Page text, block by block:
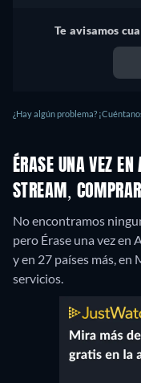
Te avisamos
¿Hay algún problema?
ÉRASE UNA VEZ
STREAM,
No encontramos
pero Érase una vez en
y en 27 países más, en
servicios.